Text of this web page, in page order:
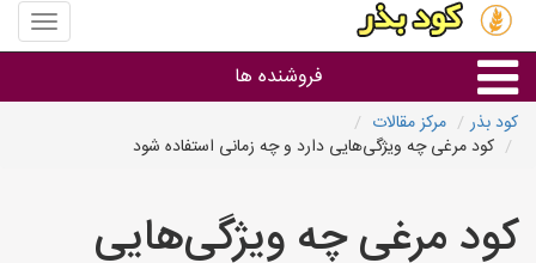
منوی
سایت
بذر
فروشنده ها
گروه ها
استان ها
کود بذر
مرکز مقالات
کود مرغی چه ویژگی‌هایی دارد و چه زمانی استفاده شود
کود مرغی چه ویژگی‌هایی